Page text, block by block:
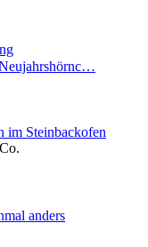
im Steinbackofen
anders